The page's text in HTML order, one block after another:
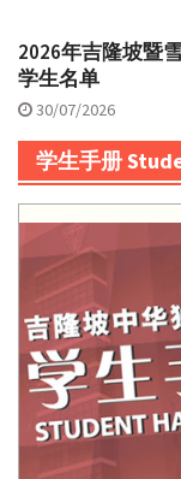
2026年吉隆坡暨
学生名单
30/07/2026
学生手册